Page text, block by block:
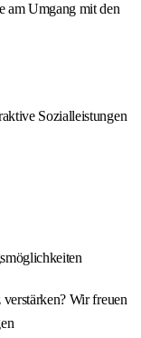
am Umgang mit den
Sozialleistungen
Wir freuen